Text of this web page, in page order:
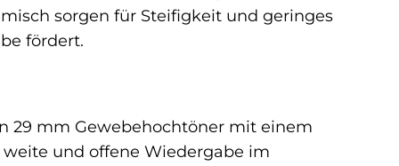
sorgen für Steifigkeit und geringes
fördert.
29 mm Gewebehochtöner mit einem
und offene Wiedergabe im